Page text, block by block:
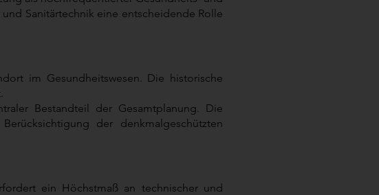
Sanitärtechnik eine entscheidende Rolle
im Gesundheitswesen. Die historische
Bestandteil der Gesamtplanung. Die
der denkmalgeschützten
ein Höchstmaß an technischer und